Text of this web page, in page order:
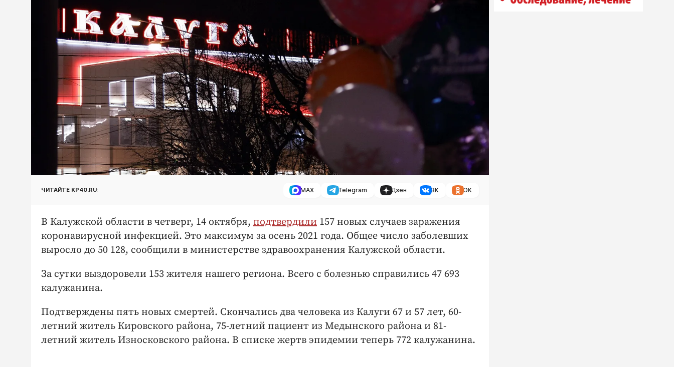
ЧИТАЙТЕ KP40.RU: MAX Telegram Дзен ВК ОК
В Калужской области в четверг, 14 октября, подтвердили 157 новых случаев заражения
коронавирусной инфекцией. Это максимум за осень 2021 года. Общее число заболевших
выросло до 50 128, сообщили в министерстве здравоохранения Калужской области.
За сутки выздоровели 153 жителя нашего региона. Всего с болезнью справились 47 693
калужанина.
Подтверждены пять новых смертей. Скончались два человека из Калуги 67 и 57 лет, 60-
летний житель Кировского района, 75-летний пациент из Медынского района и 81-
летний житель Износковского района. В списке жертв эпидемии теперь 772 калужанина.